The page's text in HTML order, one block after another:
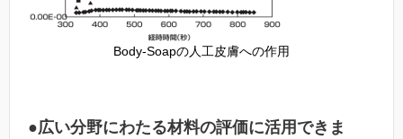
Body-Soapの人工皮膚への作用
●広い分野にわたる材料の評価に活用できま